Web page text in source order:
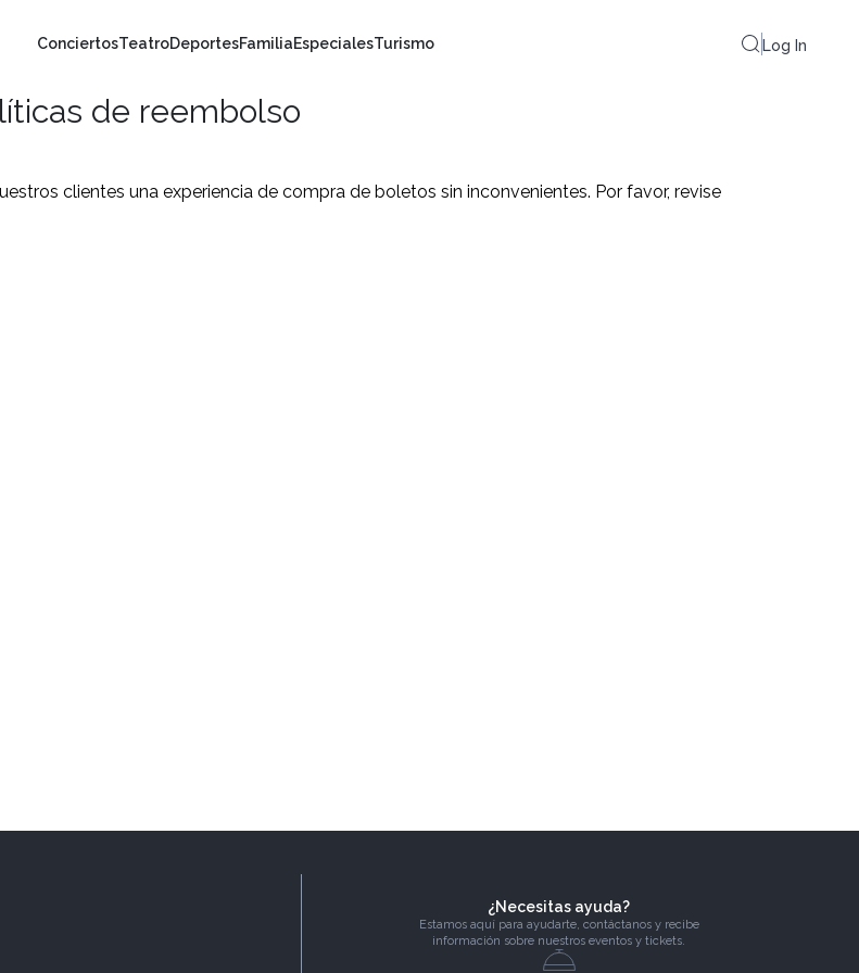
ConciertosTeatroDeportesFamiliaEspecialesTurismo Log In
de reembolso
clientes una experiencia de compra de boletos sin inconvenientes. Por favor, revise
¿Necesitas ayuda?
Estamos aquí para ayudarte, contáctanos y recibe
información sobre nuestros eventos y tickets.